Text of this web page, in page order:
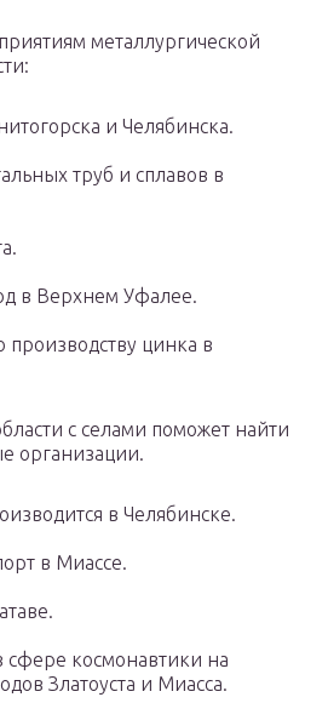
металлургической
и Челябинска.
труб и сплавов в
в Верхнем Уфалее.
цинка в
с селами поможет найти
организации.
в Челябинске.
в Миассе.
сфере космонавтики на
Златоуста и Миасса.